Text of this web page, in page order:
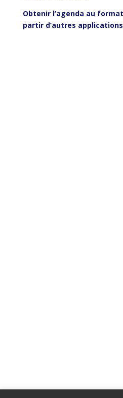
Obtenir l’agenda au
partir d’autres